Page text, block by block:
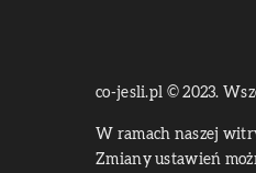
co-jesli.pl © 2023.
W ramach naszej
Zmiany ustawień